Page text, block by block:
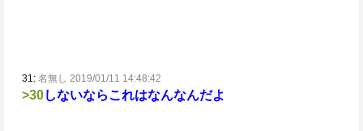
31: 名無し 2019/01/11 14:48:42
>30しないならこれはなんなんだよ